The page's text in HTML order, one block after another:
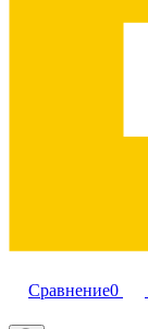
Сравнение0